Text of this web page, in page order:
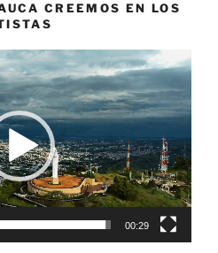
CREEMOS EN LOS
00:29